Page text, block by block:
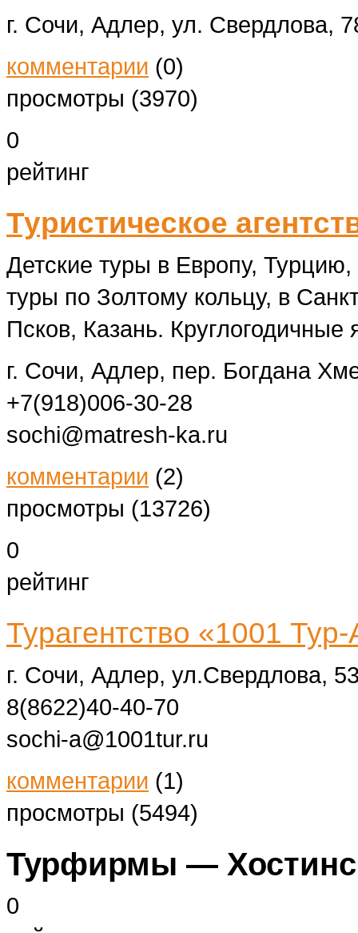
г. Сочи, Адлер, ул. Свердлова,
комментарии (0)
просмотры (3970)
0
рейтинг
Туристическое
Детские туры в Европу,
туры по Золтому кольцу, в
Псков, Казань.
г. Сочи, Адлер, пер. Богдана
+7(918)006-30-28
sochi@matresh-ka.ru
комментарии (2)
просмотры (13726)
0
рейтинг
Турагентство «1001
г. Сочи, Адлер, ул.Свердлова,
8(8622)40-40-70
sochi-a@1001tur.ru
комментарии (1)
просмотры (5494)
Турфирмы —
0